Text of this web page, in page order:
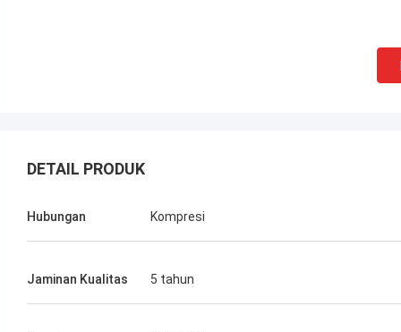
DETAIL PRODUK
Hubungan Kompresi
Jaminan Kualitas 5 tahun